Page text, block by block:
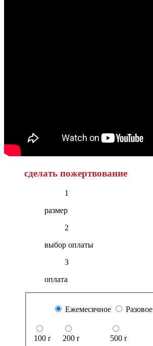
сделать пожертвование
1
размер
2
выбор оплаты
3
оплата
Ежемесячное Разовое
100 r 200 r 500 r